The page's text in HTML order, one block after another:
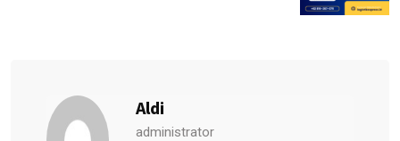
Aldi
administrator